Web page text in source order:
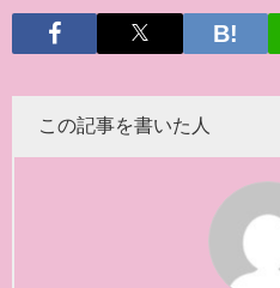
この記事を書いた人